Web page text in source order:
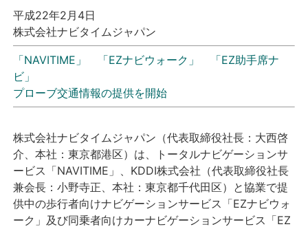
プレスリリース
おしらせ
サービス
個人向けサービス
法人向けサービス
採用情報
平成22年2月4日
株式会社ナビタイムジャパン
「NAVITIME」 「EZナビウォーク」 「EZ助手席ナ
ビ」
プローブ交通情報の提供を開始
株式会社ナビタイムジャパン（代表取締役社長：大西啓
介、本社：東京都港区）は、トータルナビゲーションサ
ービス「NAVITIME」、KDDI株式会社（代表取締役社長
兼会長：小野寺正、本社：東京都千代田区）と協業で提
供中の歩行者向けナビゲーションサービス「EZナビウォ
ーク」及び同乗者向けカーナビゲーションサービス「EZ